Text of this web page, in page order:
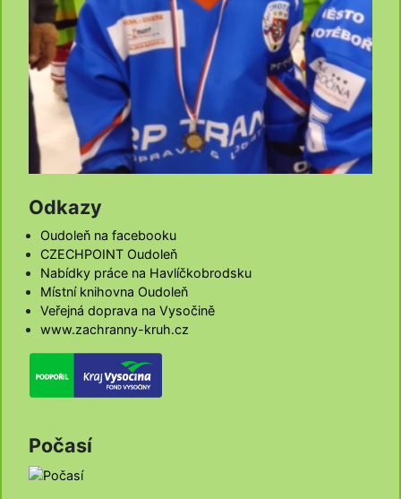
Odkazy
Oudoleň na facebooku
CZECHPOINT Oudoleň
Nabídky práce na Havlíčkobrodsku
Místní knihovna Oudoleň
Veřejná doprava na Vysočině
www.zachranny-kruh.cz
Počasí